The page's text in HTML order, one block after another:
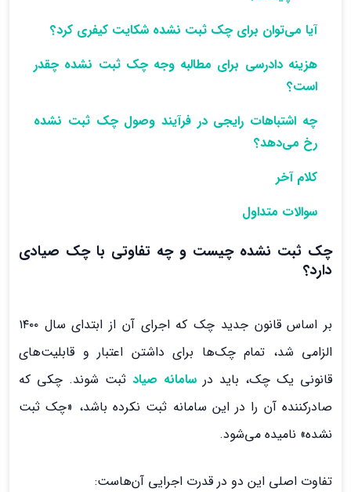
آیا می‌توان برای چک ثبت نشده شکایت کیفری کرد؟
هزینه دادرسی برای مطالبه وجه چک ثبت نشده چقدر
است؟
چه اشتباهات رایجی در فرآیند وصول چک ثبت نشده
رخ می‌دهد؟
کلام آخر
سوالات متداول
چک ثبت نشده چیست و چه تفاوتی با چک صیادی
دارد؟
بر اساس قانون جدید چک که اجرای آن از ابتدای سال ۱۴۰۰
الزامی شد، تمام چک‌ها برای داشتن اعتبار و قابلیت‌های
قانونی یک چک، باید در سامانه صیاد ثبت شوند. چکی که
صادرکننده آن را در این سامانه ثبت نکرده باشد، «چک ثبت
نشده» نامیده می‌شود.
تفاوت اصلی این دو در قدرت اجرایی آن‌هاست: